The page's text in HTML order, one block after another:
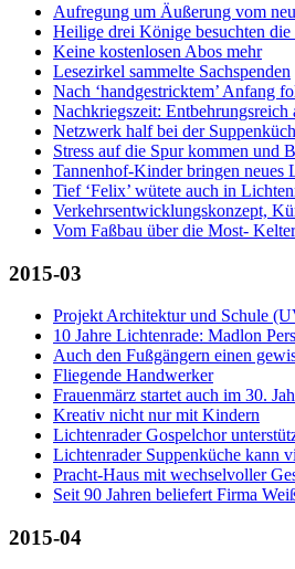
Aufregung um Äußerung vom
Heilige drei Könige besuchten
Keine kostenlosen Abos mehr
Lesezirkel sammelte Sachspenden
Nach ‘handgestricktem’ Anfang
Nachkriegszeit: Entbehrungsreich
Netzwerk half bei der
Stress auf die Spur kommen und
Tannenhof-Kinder bringen neues
Tief ‘Felix’ wütete auch in
Verkehrsentwicklungskonzept,
Vom Faßbau über die Most-
2015-03
Projekt Architektur und Schule
10 Jahre Lichtenrade: Madlon
Auch den Fußgängern einen
Fliegende Handwerker
Frauenmärz startet auch im 30.
Kreativ nicht nur mit Kindern
Lichtenrader Gospelchor
Lichtenrader Suppenküche kann
Pracht-Haus mit wechselvoller
Seit 90 Jahren beliefert Firma
2015-04